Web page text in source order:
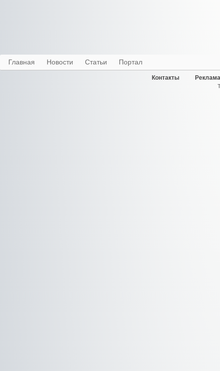
Главная Новости Статьи Портал
Контакты